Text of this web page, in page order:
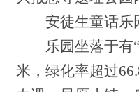
安徒生童话乐
乐园坐落于有“
米，绿化率超过